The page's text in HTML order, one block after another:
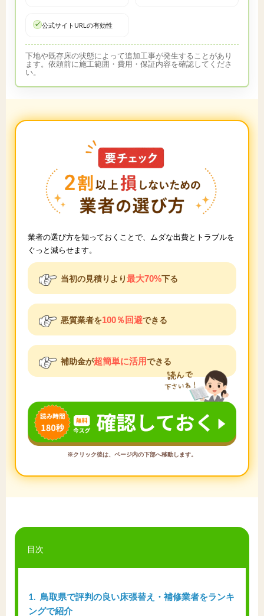
公式サイトURLの有効性
下地や既存床の状態によって追加工事が発生することがあり
ます。依頼前に施工範囲・費用・保証内容を確認してくださ
い。
業者の選び方を知っておくことで、ムダな出費とトラブルを
ぐっと減らせます。
当初の見積りより最大70%下る
悪質業者を100％回避できる
補助金が超簡単に活用できる
※クリック後は、ページ内の下部へ移動します。
目次
1
鳥取県で評判の良い床張替え・補修業者をランキ
ングで紹介